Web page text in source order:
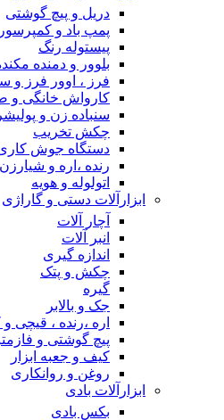
دریل و پیچ گوشتی
پمپ باد و کمپرسور
پیستوله رنگ
بلوور و دمنده
فرز ، اوور فرز و
کارواش خانگی و
سنباده زن و پولیشر
چکش تخریب
دستگاه جوش کاری
رنده ،اره و شیارزن
اتولوله و هویه
ابزارآلات دستی و گاراژی
آچار آلات
انبر آلات
اندازه گیری
چکش و پتک
گیره
جک و بالابر
اره ،رنده ، قیچی و
پیچ گوشتی و
کیف و جعبه ابزار
روغن و روانکاری
ابزارآلات بادی
بکس بادی